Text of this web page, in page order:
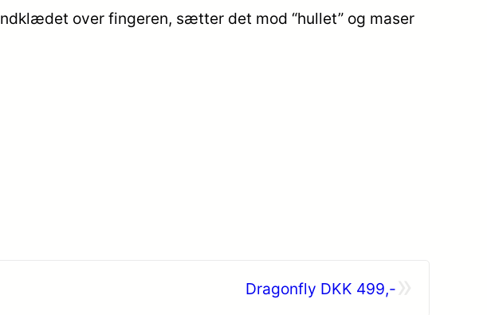
over fingeren, sætter det mod “hullet” og maser
Dragonfly DKK 499,-